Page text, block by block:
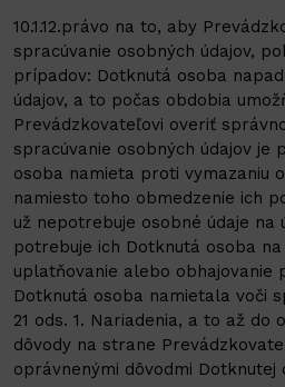
10.1.12.právo na to, aby
spracúvanie osobných údajov,
prípadov: Dotknutá osoba
údajov, a to počas obdobia
Prevádzkovateľovi overiť
spracúvanie osobných údajov je
osoba namieta proti vymazaniu
namiesto toho obmedzenie ich
už nepotrebuje osobné údaje na
potrebuje ich Dotknutá osoba
uplatňovanie alebo obhajovanie
Dotknutá osoba namietala voči
21 ods. 1. Nariadenia, a to až do
dôvody na strane
oprávnenými dôvodmi Dotknutej